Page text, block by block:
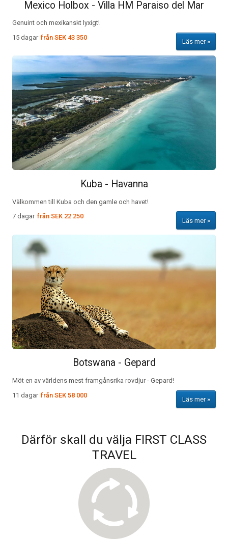
Mexico Holbox - Villa HM Paraiso del Mar
Genuint och mexikanskt lyxigt!
15 dagar från SEK 43 350
Läs mer
Kuba - Havanna
Välkommen till Kuba och den gamle och havet!
7 dagar från SEK 22 250
Läs mer
Botswana - Gepard
Möt en av världens mest framgånsrika rovdjur - Gepard!
11 dagar från SEK 58 000
Läs mer
Därför skall du välja FIRST CLASS
TRAVEL